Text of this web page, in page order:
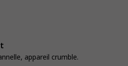
appareil crumble.